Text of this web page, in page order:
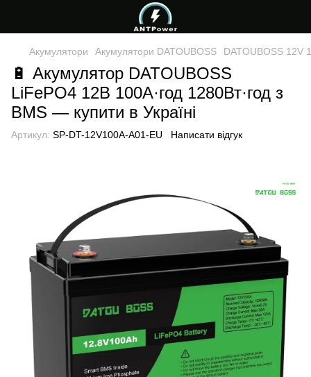
Акумулятори Акумулятори DATOUBOSS DATOUBOSS 12V
🔋 Акумулятор DATOUBOSS
LiFePO4 12В 100А·год 1280Вт·год з
BMS — купити в Україні
Артикул: SP-DT-12V100A-A01-EU Написати відгук